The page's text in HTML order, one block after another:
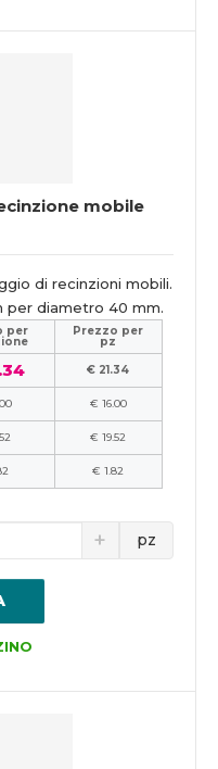
mobile
di recinzioni mobili.
per diametro 40 mm.
per Prezzo per
pz
€ 21.34
€ 16.00
€ 19.52
€ 1.82
pz